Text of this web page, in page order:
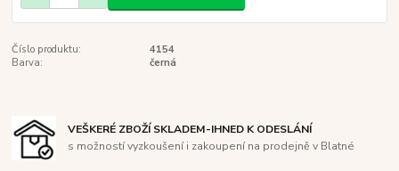
Číslo produktu:
4154
Barva:
černá
VEŠKERÉ ZBOŽÍ SKLADEM-IHNED K ODESLÁNÍ
s možností vyzkoušení i zakoupení na prodejně v Blatné